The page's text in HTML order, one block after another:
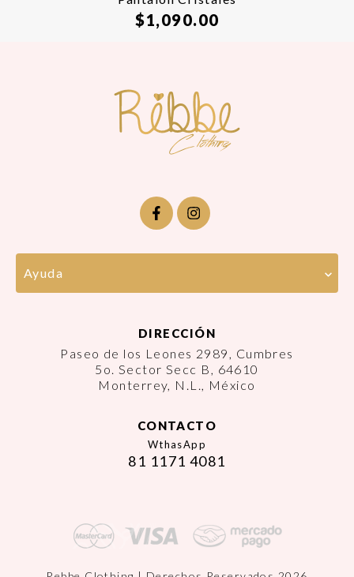
$1,090.00
Ayuda
DIRECCIÓN
Paseo de los Leones 2989, Cumbres
5o. Sector Secc B, 64610
Monterrey, N.L., México
CONTACTO
WthasApp
81 1171 4081